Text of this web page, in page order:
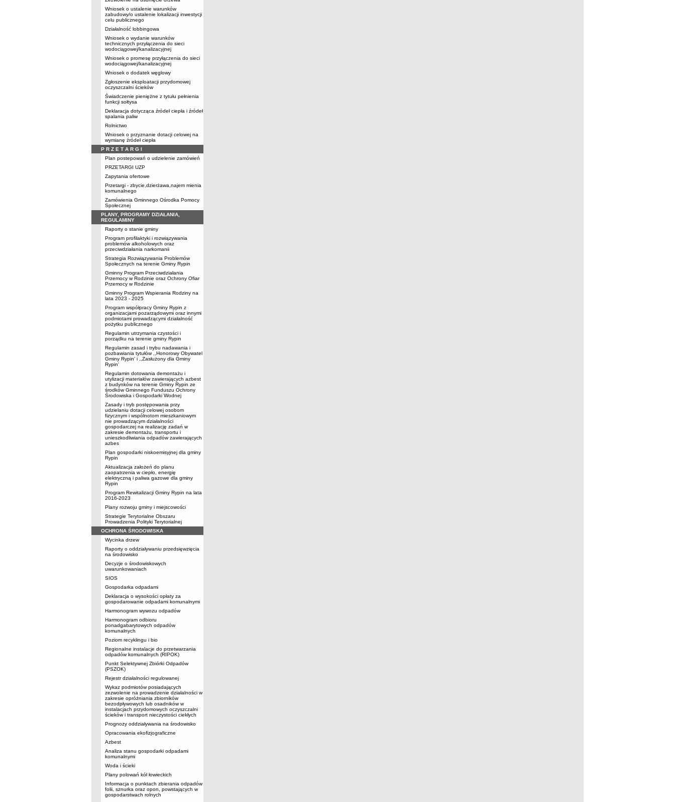
Wniosek o ustalenie warunków
zabudowy/o ustalenie lokalizacji inwestycji
celu publicznego
Działalność lobbingowa
Wniosek o wydanie warunków
technicznych przyłączenia do sieci
wodociągowej/kanalizacyjnej
Wniosek o promesę przyłączenia do sieci
wodociągowej/kanalizacyjnej
Wniosek o dodatek węglowy
Zgłoszenie eksploatacji przydomowej
oczyszczalni ścieków
Świadczenie pieniężne z tytułu pełnienia
funkcji sołtysa
Deklaracja dotycząca źródeł ciepła i źródeł
spalania paliw
Rolnictwo
Wniosek o przyznanie dotacji celowej na
wymianę źródeł ciepła
P R Z E T A R G I
Plan postepowań o udzielenie zamówień
PRZETARGI UZP
Zapytania ofertowe
Przetargi - zbycie,dzierżawa,najem mienia
komunalnego
Zamówienia Gminnego Ośrodka Pomocy
Społecznej
PLANY, PROGRAMY DZIAŁANIA,
REGULAMINY
Raporty o stanie gminy
Program profilaktyki i rozwiązywania
problemów alkoholowych oraz
przeciwdziałania narkomanii
Strategia Rozwiązywania Problemów
Społecznych na terenie Gminy Rypin
Gminny Program Przeciwdziałania
Przemocy w Rodzinie oraz Ochrony Ofiar
Przemocy w Rodzinie
Gminny Program Wspierania Rodziny na
lata 2023 - 2025
Program współpracy Gminy Rypin z
organizacjami pozarządowymi oraz innymi
podmiotami prowadzącymi działalność
pożytku publicznego
Regulamin utrzymania czystości i
porządku na terenie gminy Rypin
Regulamin zasad i trybu nadawania i
pozbawiania tytułów ,,Honorowy Obywatel
Gminy Rypin' i ,,Zasłużony dla Gminy
Rypin'
Regulamin dotowania demontażu i
utylizacji materiałów zawierających azbest
z budynków na terenie Gminy Rypin ze
środków Gminnego Funduszu Ochrony
Środowiska i Gospodarki Wodnej
Zasady i tryb postępowania przy
udzielaniu dotacji celowej osobom
fizycznym i wspólnotom mieszkaniowym
nie prowadzącym działalności
gospodarczej na realizację zadań w
zakresie demontażu, transportu i
unieszkodliwiania odpadów zawierających
azbes
Plan gospodarki niskoemisyjnej dla gminy
Rypin
Aktualizacja założeń do planu
zaopatrzenia w ciepło, energię
elektryczną i paliwa gazowe dla gminy
Rypin
Program Rewitalizacji Gminy Rypin na lata
2016-2023
Plany rozwoju gminy i miejscowości
Strategie Terytorialne Obszaru
Prowadzenia Polityki Terytorialnej
OCHRONA ŚRODOWISKA
Wycinka drzew
Raporty o oddziaływaniu przedsięwzięcia
na środowisko
Decyzje o środowiskowych
uwarunkowaniach
SIOS
Gospodarka odpadami
Deklaracja o wysokości opłaty za
gospodarowanie odpadami komunalnymi
Harmonogram wywozu odpadów
Harmonogram odbioru
ponadgabarytowych odpadów
komunalnych
Poziom recyklingu i bio
Regionalne instalacje do przetwarzania
odpadów komunalnych (RIPOK)
Punkt Selektywnej Zbiórki Odpadów
(PSZOK)
Rejestr działalności regulowanej
Wykaz podmiotów posiadających
zezwolenie na prowadzenie działalności w
zakresie opróżniania zbiorników
bezodpływowych lub osadników w
instalacjach przydomowych oczyszczalni
ścieków i transport nieczystości ciekłych
Prognozy oddziaływania na środowisko
Opracowania ekofizjograficzne
Azbest
Analiza stanu gospodarki odpadami
komunalnymi
Woda i ścieki
Plany polowań kół łowieckich
Informacja o punktach zbierania odpadów
folii, sznurka oraz opon, powstających w
gospodarstwach rolnych